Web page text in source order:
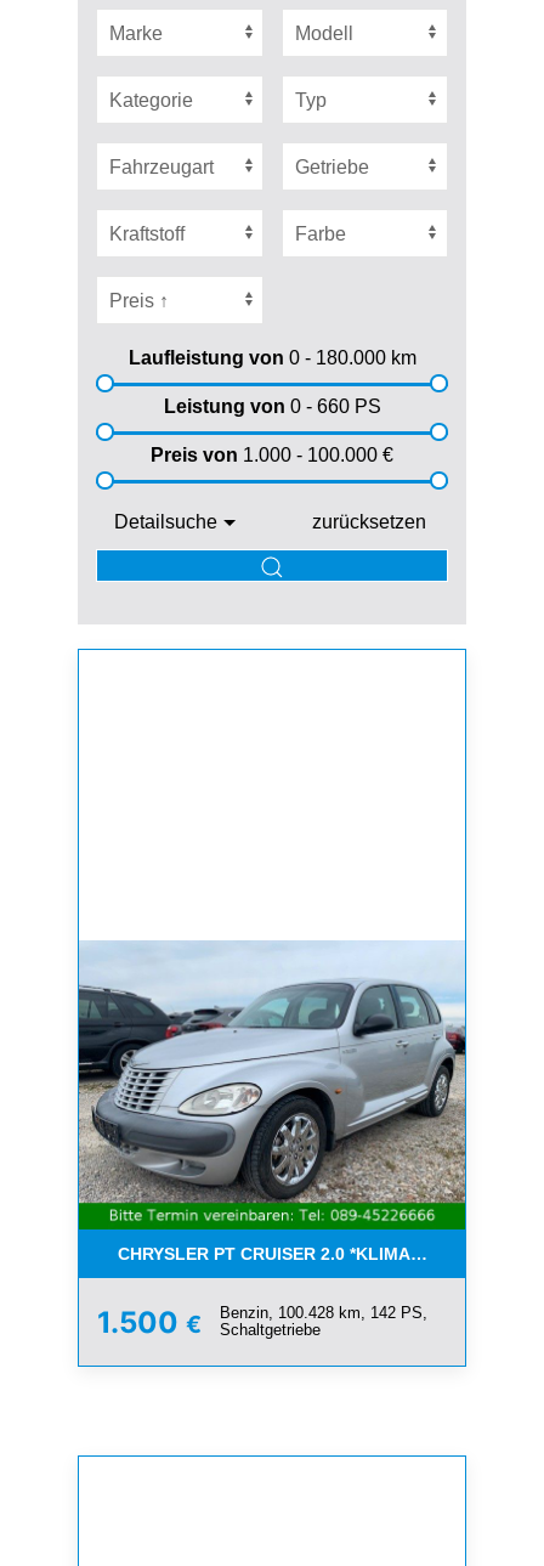
Laufleistung von 0 - 180.000km
Leistung von 0 - 660PS
Preis von 1.000 - 100.000 €
Detailsuche zurücksetzen
CHRYSLER PT CRUISER 2.0
1.500 €
Benzin, 100.428 km, 142 PS,
Schaltgetriebe